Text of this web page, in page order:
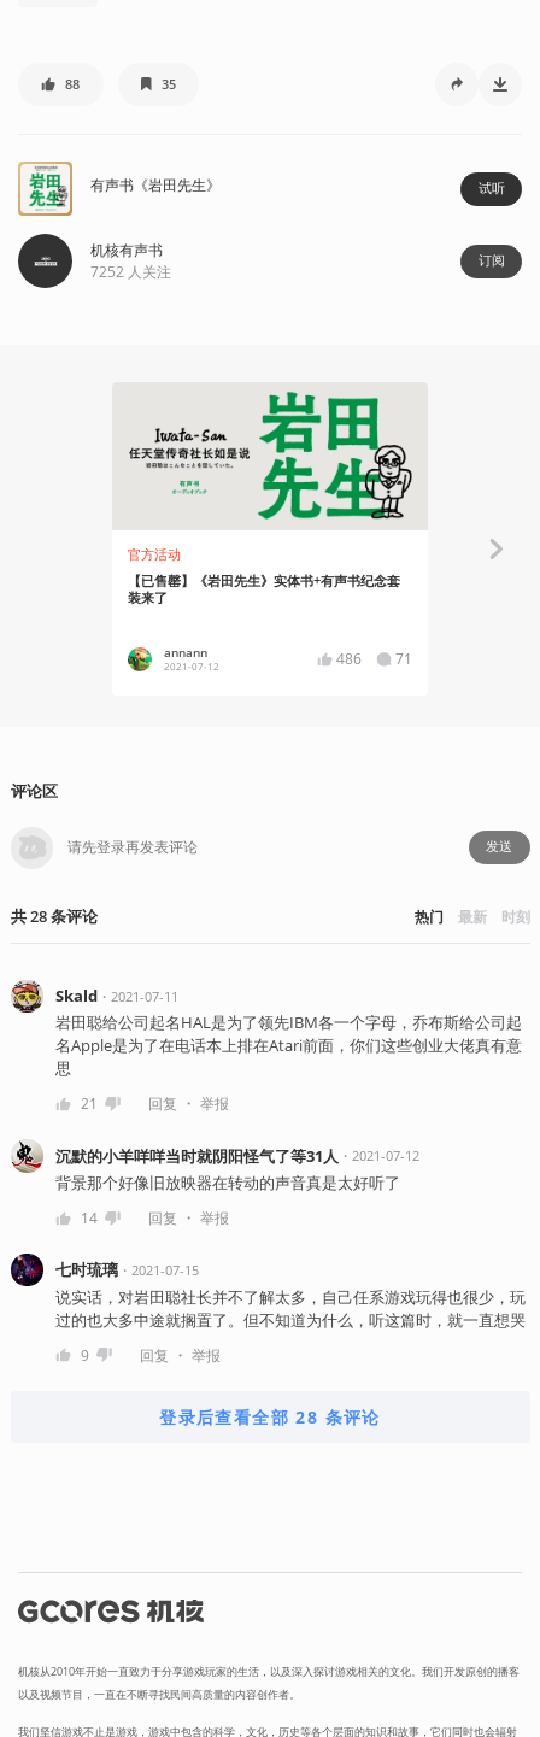
88 35
有声书《岩田先生》 试听
机核有声书
7252 人关注
订阅
官方活动
【已售罄】《岩田先生》实体书+有声书纪念套
装来了
annann
2021-07-12 486 71
核市奇谭
评论区
发送
共28条评论 热门 最新 时刻
Skald・ 2021-07-11
岩田聪给公司起名HAL是为了领先IBM各一个字母，乔布斯给公司起
名Apple是为了在电话本上排在Atari前面，你们这些创业大佬真有意
思
21 回复 ・ 举报
沉默的小羊咩咩当时就阴阳怪气了等31人 ・ 2021-07-12
背景那个好像旧放映器在转动的声音真是太好听了
14 回复 ・ 举报
七时琉璃・ 2021-07-15
说实话，对岩田聪社长并不了解太多，自己任系游戏玩得也很少，玩
过的也大多中途就搁置了。但不知道为什么，听这篇时，就一直想哭
9 回复 ・ 举报
登录后查看全部 28 条评论
机核从2010年开始一直致力于分享游戏玩家的生活，以及深入探讨游戏相关的文化。我们开发原创的播客
以及视频节目，一直在不断寻找民间高质量的内容创作者。
我们坚信游戏不止是游戏，游戏中包含的科学，文化，历史等各个层面的知识和故事，它们同时也会辐射